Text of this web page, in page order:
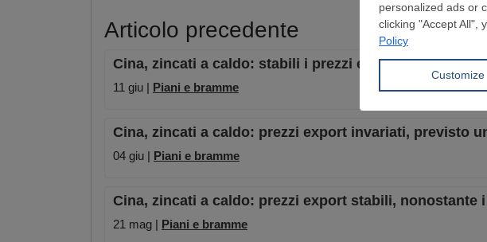
Articolo precedente
Cina, zincati a caldo: stabili i prezzi export grazie alla
11 giu | Piani e bramme
Cina, zincati a caldo: prezzi export invariati, previsto
04 giu | Piani e bramme
Cina, zincati a caldo: prezzi export stabili, nonostante
21 mag | Piani e bramme